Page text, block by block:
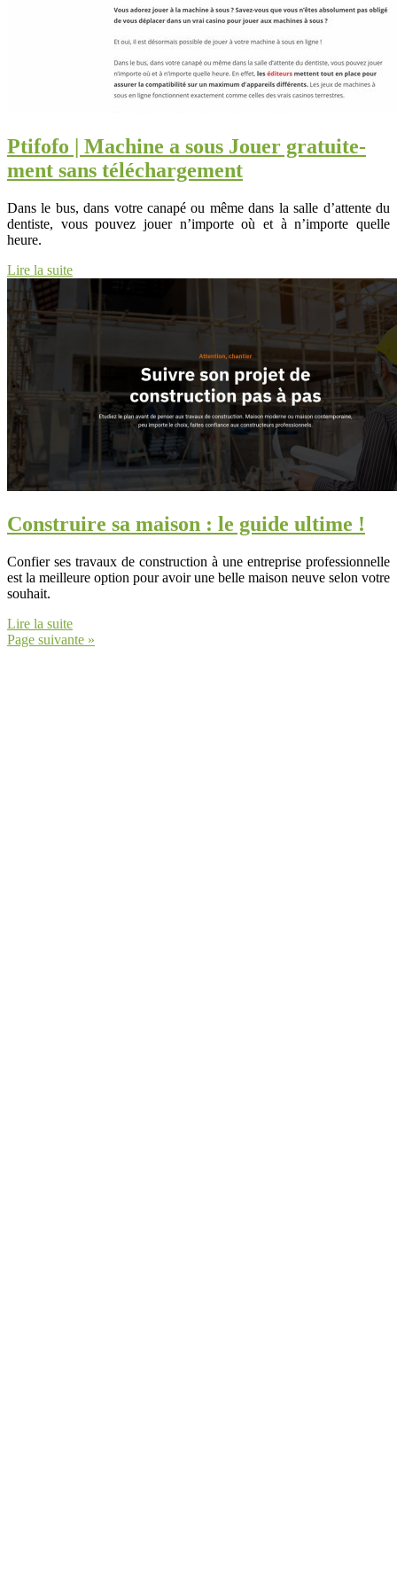
Ptifofo | Machine a sous Jouer gratuite­
ment sans téléchar­ge­ment
Dans le bus, dans votre canapé ou même dans la salle d’attente du
dentiste, vous pouvez jouer n’importe où et à n’importe quelle
heure.
Lire la suite
Construire sa maison : le guide ultime !
Confier ses travaux de construction à une entreprise professionnelle
est la meilleure option pour avoir une belle maison neuve selon votre
souhait.
Lire la suite
Page suivante »